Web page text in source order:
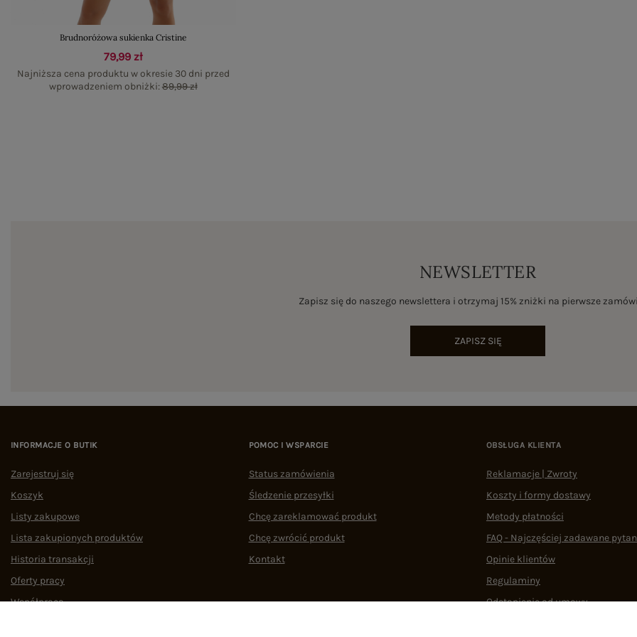
Brudnoróżowa sukienka Cristine
79,99 zł
Najniższa cena produktu w okresie 30 dni przed
wprowadzeniem obniżki:89,99 zł
NEWSLETTER
Zapisz się do naszego newslettera i otrzymaj 15% zniżki na pierwsze
ZAPISZ SIĘ
INFORMACJE O BUTIK
Zarejestruj się
Koszyk
Listy zakupowe
Lista zakupionych produktów
Historia transakcji
Oferty pracy
Współpraca
POMOC I WSPARCIE
Status zamówienia
Śledzenie przesyłki
Chcę zareklamować produkt
Chcę zwrócić produkt
Kontakt
OBSŁUGA KLIENTA
Reklamacje | Zwroty
Koszty i formy dostawy
Metody płatności
FAQ - Najczęściej zadawane
Opinie klientów
Regulaminy
Odstąpienie od umowy